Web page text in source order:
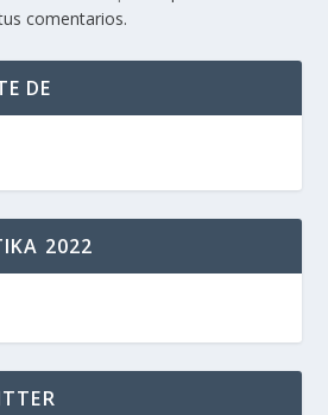
comentarios.
DE
2022